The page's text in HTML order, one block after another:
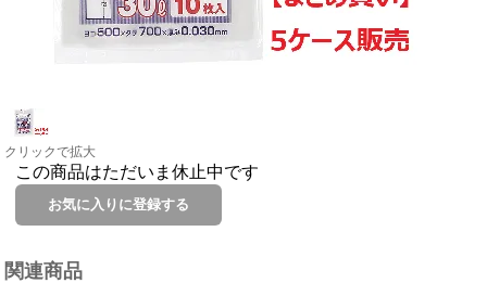
クリックで拡大
この商品はただいま休止中です
関連商品